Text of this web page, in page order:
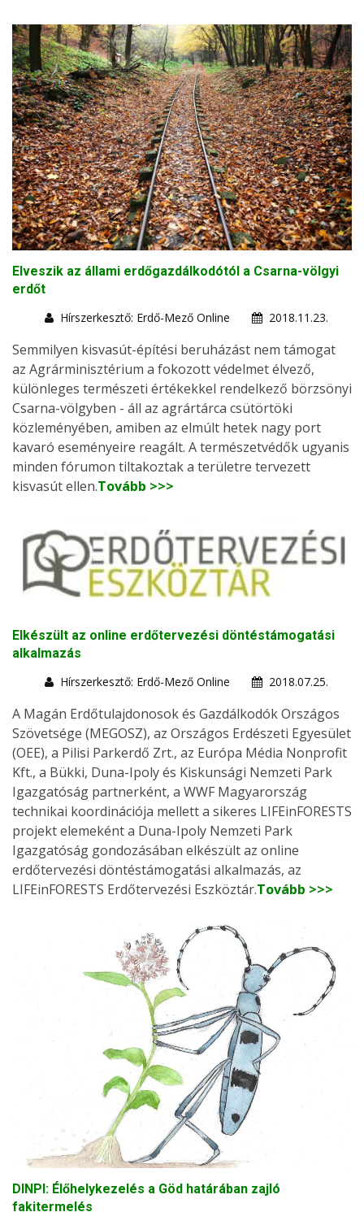
Elveszik az állami erdőgazdálkodótól a Csarna-völgyi
erdőt
Hírszerkesztő: Erdő-Mező Online
2018.11.23.
Semmilyen kisvasút-építési beruházást nem támogat
az Agrárminisztérium a fokozott védelmet élvező,
különleges természeti értékekkel rendelkező börzsönyi
Csarna-völgyben - áll az agrártárca csütörtöki
közleményében, amiben az elmúlt hetek nagy port
kavaró eseményeire reagált. A természetvédők ugyanis
minden fórumon tiltakoztak a területre tervezett
kisvasút ellen.Tovább >>>
Elkészült az online erdőtervezési döntéstámogatási
alkalmazás
Hírszerkesztő: Erdő-Mező Online
2018.07.25.
A Magán Erdőtulajdonosok és Gazdálkodók Országos
Szövetsége (MEGOSZ), az Országos Erdészeti Egyesület
(OEE), a Pilisi Parkerdő Zrt., az Európa Média Nonprofit
Kft., a Bükki, Duna-Ipoly és Kiskunsági Nemzeti Park
Igazgatóság partnerként, a WWF Magyarország
technikai koordinációja mellett a sikeres LIFEinFORESTS
projekt elemeként a Duna-Ipoly Nemzeti Park
Igazgatóság gondozásában elkészült az online
erdőtervezési döntéstámogatási alkalmazás, az
LIFEinFORESTS Erdőtervezési Eszköztár.Tovább >>>
DINPI: Élőhelykezelés a Göd határában zajló
fakitermelés